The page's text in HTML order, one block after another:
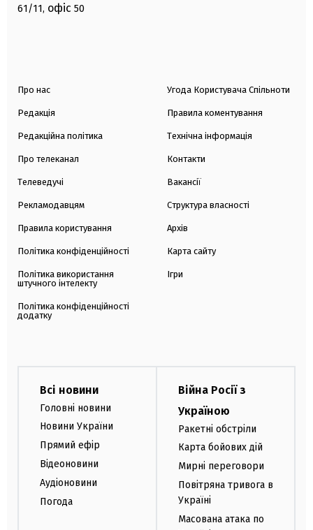
61/11, офіс 50
Про нас
Редакція
Редакційна політика
Про телеканал
Телеведучі
Рекламодавцям
Правила користування
Політика конфіденційності
Політика використання
штучного інтелекту
Політика конфіденційності
додатку
Угода Користувача Спільноти
Правила коментування
Технічна інформація
Контакти
Вакансії
Структура власності
Архів
Карта сайту
Ігри
Всі новини
Головні новини
Новини України
Прямий ефір
Відеоновини
Аудіоновини
Погода
Війна Росії з
Україною
Ракетні обстріли
Карта бойових дій
Мирні переговори
Повітряна тривога в
Україні
Масована атака по